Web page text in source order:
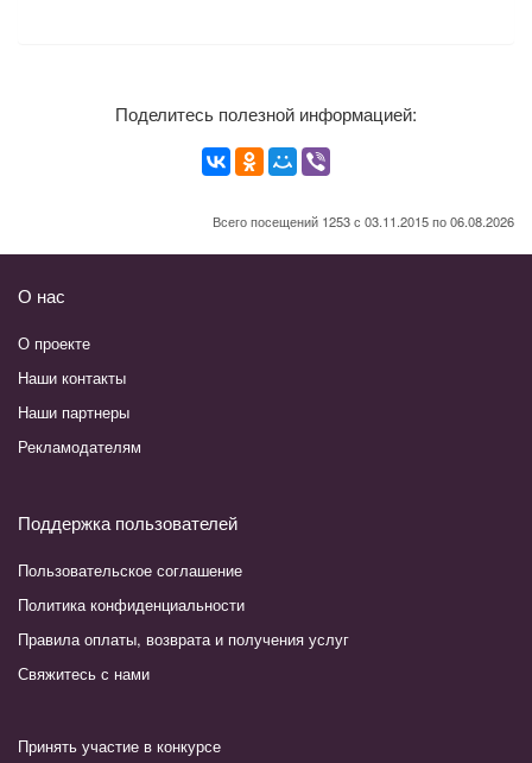
Поделитесь полезной информацией:
Всего посещений 1253 с 03.11.2015 по 06.08.2026
О нас
О проекте
Наши контакты
Наши партнеры
Рекламодателям
Поддержка пользователей
Пользовательское соглашение
Политика конфиденциальности
Правила оплаты, возврата и получения услуг
Свяжитесь с нами
Принять участие в конкурсе